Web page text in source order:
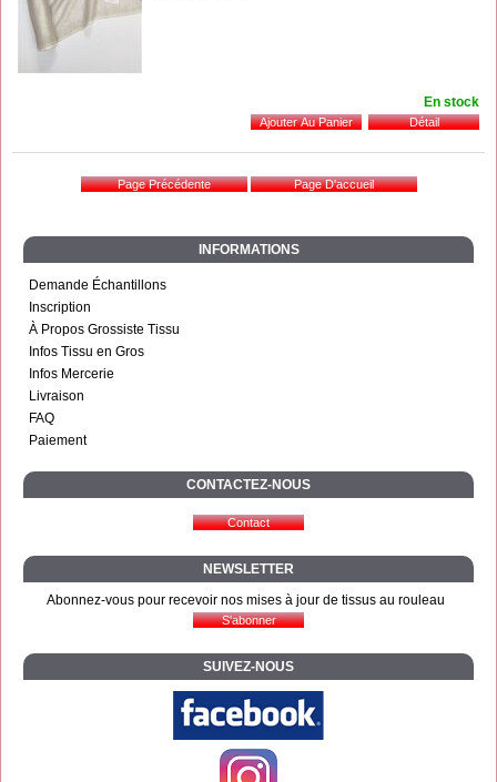
INFORMATIONS
Demande Échantillons
Inscription
À Propos Grossiste Tissu
Infos Tissu en Gros
Infos Mercerie
Livraison
FAQ
Paiement
CONTACTEZ-NOUS
NEWSLETTER
Abonnez-vous pour recevoir nos mises à jour de tissus au rouleau
SUIVEZ-NOUS
En stock